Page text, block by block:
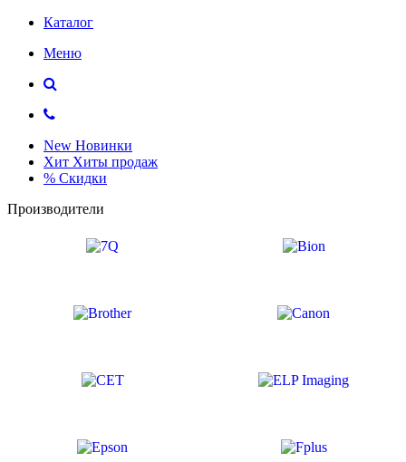
Каталог
Меню
New Новинки
Хит Хиты продаж
% Скидки
Производители